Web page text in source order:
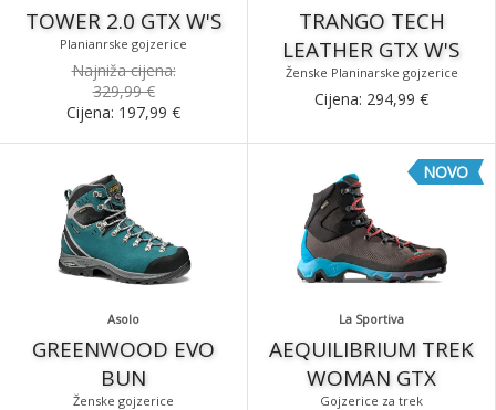
TOWER 2.0 GTX W'S
Planianrske gojzerice
Najniža cijena:
329,99 €
Cijena: 197,99 €
TRANGO TECH
LEATHER GTX W'S
Ženske Planinarske gojzerice
Cijena: 294,99 €
Asolo
GREENWOOD EVO
BUN
Ženske gojzerice
La Sportiva
AEQUILIBRIUM TREK
WOMAN GTX
Gojzerice za trek
NOVO